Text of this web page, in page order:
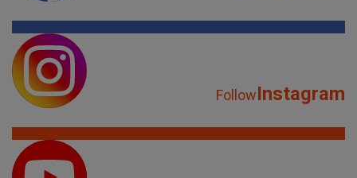
FollowInstagram